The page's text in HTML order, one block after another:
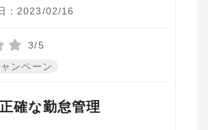
：2023/02/16
3/5
ンペーン
確な勤怠管理